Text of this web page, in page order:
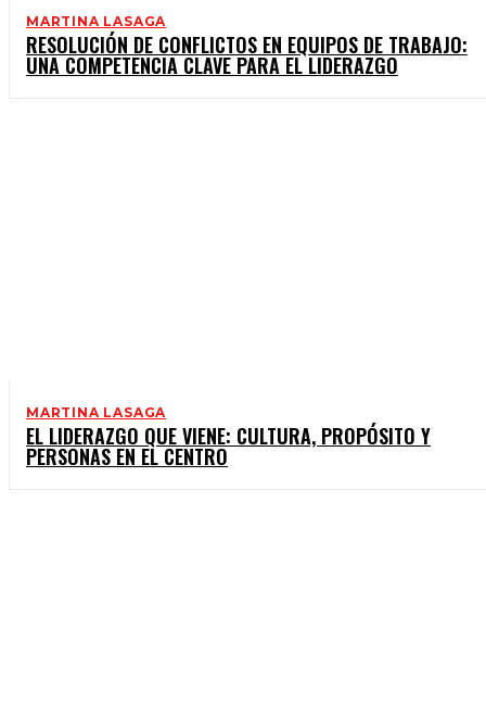
MARTINA LASAGA
RESOLUCIÓN DE CONFLICTOS EN EQUIPOS DE TRABAJO:
UNA COMPETENCIA CLAVE PARA EL LIDERAZGO
MARTINA LASAGA
EL LIDERAZGO QUE VIENE: CULTURA, PROPÓSITO Y
PERSONAS EN EL CENTRO